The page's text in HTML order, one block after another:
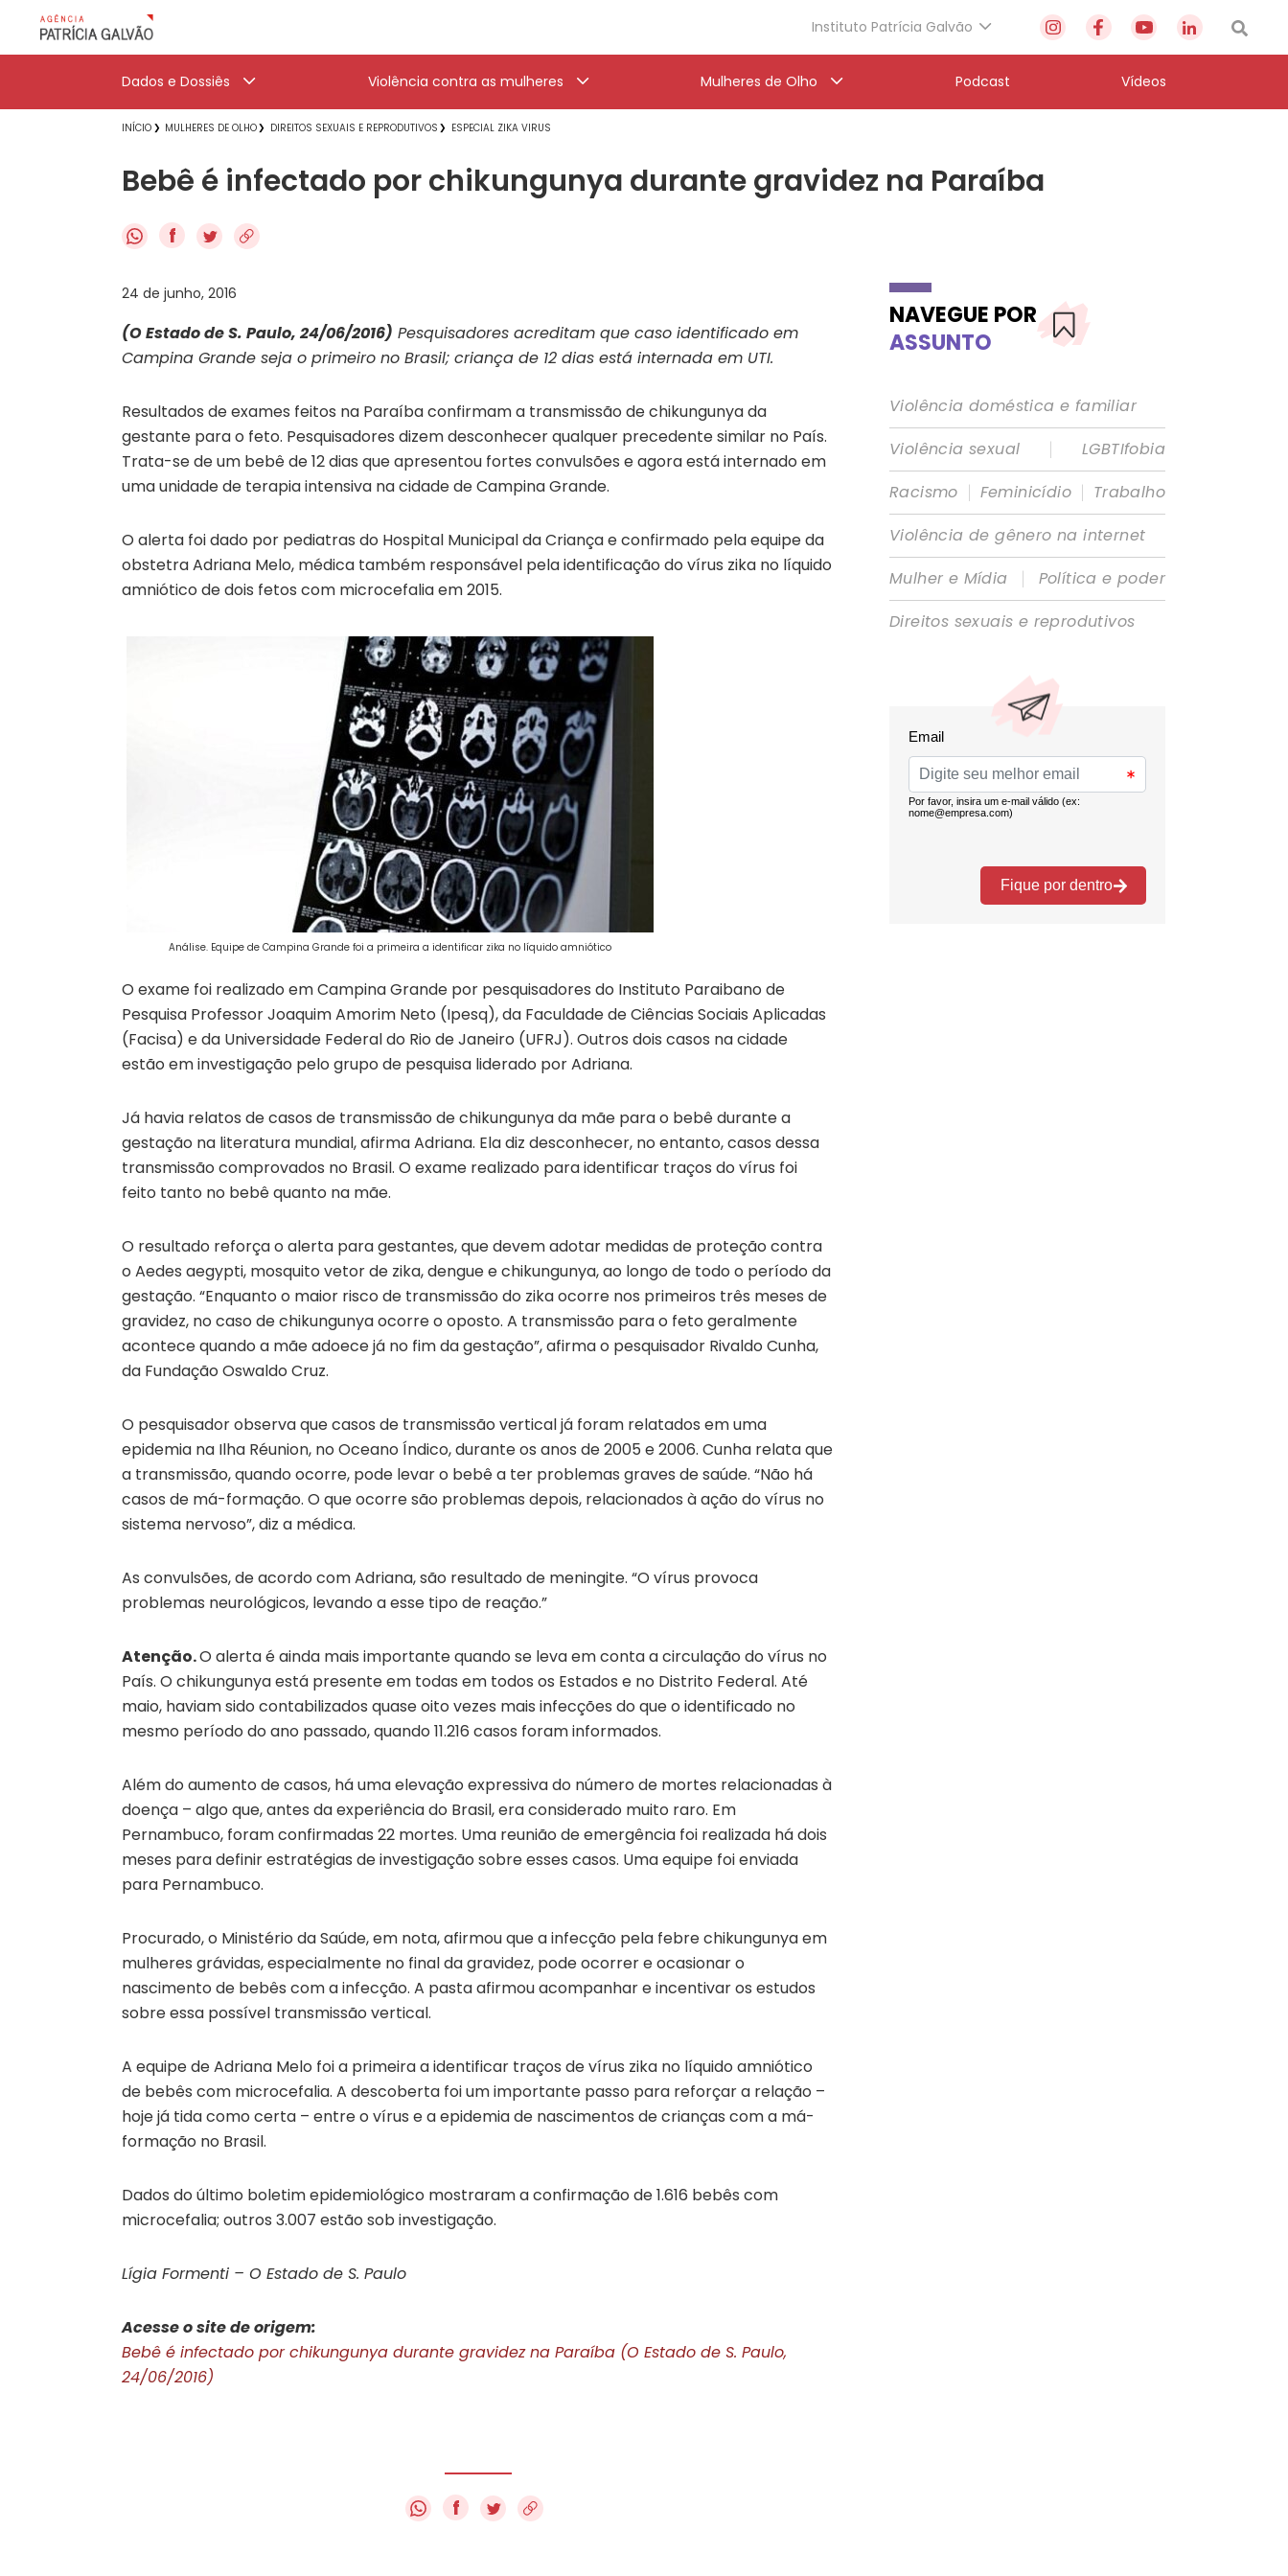
Instituto Patrícia Galvão
Dados e Dossiês Violência contra as mulheres Mulheres de Olho Podcast Vídeos
INÍCIO MULHERES DE OLHO DIREITOS SEXUAIS E REPRODUTIVOS ESPECIAL ZIKA VIRUS
Bebê é infectado por chikungunya durante gravidez na Paraíba
f
24 de junho, 2016
(O Estado de S. Paulo, 24/06/2016) Pesquisadores acreditam que caso identificado em
Campina Grande seja o primeiro no Brasil; criança de 12 dias está internada em UTI.
Resultados de exames feitos na Paraíba confirmam a transmissão de chikungunya da
gestante para o feto. Pesquisadores dizem desconhecer qualquer precedente similar no País.
Trata-se de um bebê de 12 dias que apresentou fortes convulsões e agora está internado em
uma unidade de terapia intensiva na cidade de Campina Grande.
O alerta foi dado por pediatras do Hospital Municipal da Criança e confirmado pela equipe da
obstetra Adriana Melo, médica também responsável pela identificação do vírus zika no líquido
amniótico de dois fetos com microcefalia em 2015.
Análise. Equipe de Campina Grande foi a primeira a identificar zika no líquido amniótico
O exame foi realizado em Campina Grande por pesquisadores do Instituto Paraibano de
Pesquisa Professor Joaquim Amorim Neto (Ipesq), da Faculdade de Ciências Sociais Aplicadas
(Facisa) e da Universidade Federal do Rio de Janeiro (UFRJ). Outros dois casos na cidade
estão em investigação pelo grupo de pesquisa liderado por Adriana.
Já havia relatos de casos de transmissão de chikungunya da mãe para o bebê durante a
gestação na literatura mundial, afirma Adriana. Ela diz desconhecer, no entanto, casos dessa
transmissão comprovados no Brasil. O exame realizado para identificar traços do vírus foi
feito tanto no bebê quanto na mãe.
O resultado reforça o alerta para gestantes, que devem adotar medidas de proteção contra
o Aedes aegypti, mosquito vetor de zika, dengue e chikungunya, ao longo de todo o período da
gestação. “Enquanto o maior risco de transmissão do zika ocorre nos primeiros três meses de
gravidez, no caso de chikungunya ocorre o oposto. A transmissão para o feto geralmente
acontece quando a mãe adoece já no fim da gestação”, afirma o pesquisador Rivaldo Cunha,
da Fundação Oswaldo Cruz.
O pesquisador observa que casos de transmissão vertical já foram relatados em uma
epidemia na Ilha Réunion, no Oceano Índico, durante os anos de 2005 e 2006. Cunha relata que
a transmissão, quando ocorre, pode levar o bebê a ter problemas graves de saúde. “Não há
casos de má-formação. O que ocorre são problemas depois, relacionados à ação do vírus no
sistema nervoso”, diz a médica.
As convulsões, de acordo com Adriana, são resultado de meningite. “O vírus provoca
problemas neurológicos, levando a esse tipo de reação.”
Atenção.O alerta é ainda mais importante quando se leva em conta a circulação do vírus no
País. O chikungunya está presente em todas em todos os Estados e no Distrito Federal. Até
maio, haviam sido contabilizados quase oito vezes mais infecções do que o identificado no
mesmo período do ano passado, quando 11.216 casos foram informados.
Além do aumento de casos, há uma elevação expressiva do número de mortes relacionadas à
doença – algo que, antes da experiência do Brasil, era considerado muito raro. Em
Pernambuco, foram confirmadas 22 mortes. Uma reunião de emergência foi realizada há dois
meses para definir estratégias de investigação sobre esses casos. Uma equipe foi enviada
para Pernambuco.
Procurado, o Ministério da Saúde, em nota, afirmou que a infecção pela febre chikungunya em
mulheres grávidas, especialmente no final da gravidez, pode ocorrer e ocasionar o
nascimento de bebês com a infecção. A pasta afirmou acompanhar e incentivar os estudos
sobre essa possível transmissão vertical.
A equipe de Adriana Melo foi a primeira a identificar traços de vírus zika no líquido amniótico
de bebês com microcefalia. A descoberta foi um importante passo para reforçar a relação –
hoje já tida como certa – entre o vírus e a epidemia de nascimentos de crianças com a má-
formação no Brasil.
Dados do último boletim epidemiológico mostraram a confirmação de 1.616 bebês com
microcefalia; outros 3.007 estão sob investigação.
Lígia Formenti – O Estado de S. Paulo
Acesse o site de origem:
Bebê é infectado por chikungunya durante gravidez na Paraíba (O Estado de S. Paulo,
24/06/2016)
f
NAVEGUE POR
ASSUNTO
Violência doméstica e familiar
Violência sexual
|
LGBTIfobia
Racismo | Feminicídio | Trabalho
Violência de gênero na internet
Mulher e Mídia
|
Política e poder
Direitos sexuais e reprodutivos